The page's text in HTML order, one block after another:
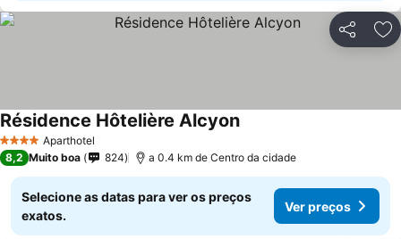
Partilhar
4 EstrelasAparthotel
Résidence Hôtelière Alcyon
8,2 Muito boa 824 a 0.4 km de Centro da cidade
Selecione as datas para ver os preços
exatos.
Ver preços